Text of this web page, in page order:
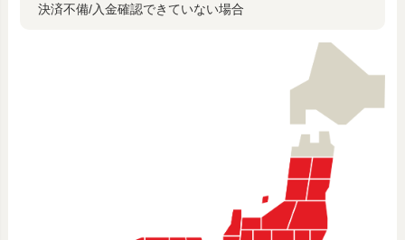
決済不備/入金確認できていない場合